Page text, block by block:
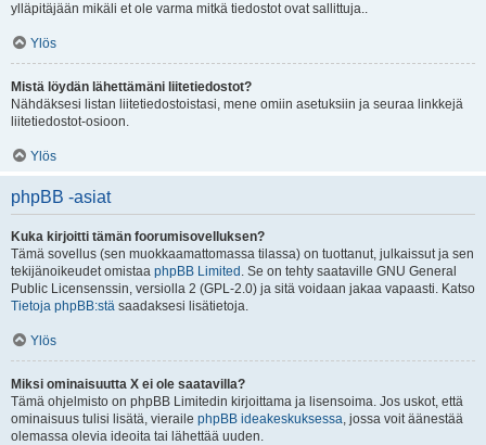
ylläpitäjään mikäli et ole varma mitkä tiedostot ovat sallittuja..
Ylös
Mistä löydän lähettämäni liitetiedostot?
Nähdäksesi listan liitetiedostoistasi, mene omiin asetuksiin ja seuraa linkkejä
liitetiedostot-osioon.
Ylös
phpBB -asiat
Kuka kirjoitti tämän foorumisovelluksen?
Tämä sovellus (sen muokkaamattomassa tilassa) on tuottanut, julkaissut ja sen
tekijänoikeudet omistaa phpBB Limited . Se on tehty saataville GNU General
Public Licensenssin, versiolla 2 (GPL-2.0) ja sitä voidaan jakaa vapaasti. Katso
Tietoja phpBB:stä saadaksesi lisätietoja.
Ylös
Miksi ominaisuutta X ei ole saatavilla?
Tämä ohjelmisto on phpBB Limitedin kirjoittama ja lisensoima. Jos uskot, että
ominaisuus tulisi lisätä, vieraile phpBB ideakeskuksessa, jossa voit äänestää
olemassa olevia ideoita tai lähettää uuden.